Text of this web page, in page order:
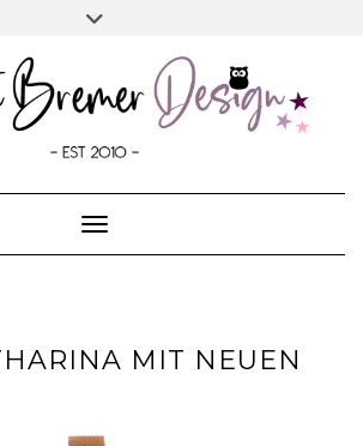
Toggle
Toggle Navigation
MIT NEUEN